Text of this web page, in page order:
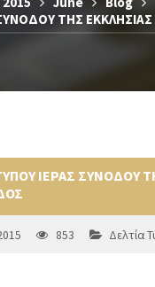
ΤΗΣ
ΙΕΡΑΣ ΣΥΝΟΔΟΥ
853 Δελτία